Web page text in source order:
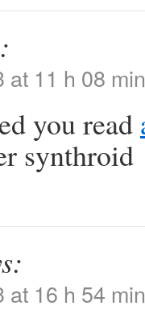
at 11 h 08 min
you read
synthroid
at 16 h 54 min